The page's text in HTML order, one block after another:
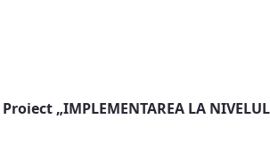
Proiect „IMPLEMENTAREA LA